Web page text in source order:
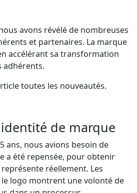
avons révélé de nombreuses
et partenaires. La marque
accélérant sa transformation
adhérents.
toutes les nouveautés.
de marque
ans, nous avions besoin de
a été repensée, pour obtenir
réellement. Les
logo montrent une volonté de